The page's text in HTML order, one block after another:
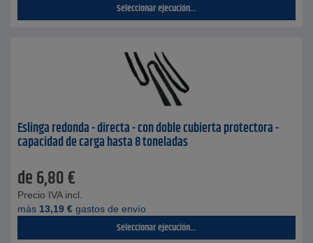
Seleccionar ejecución...
Eslinga redonda - directa - con doble cubierta protectora -
capacidad de carga hasta 8 toneladas
de6,80€
Precio IVA incl.
más 13,19 € gastos de envío
Seleccionar ejecución...